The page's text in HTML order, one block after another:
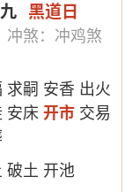
黑道日
冲煞：冲鸡煞
求嗣 安香 出火
安床开市 交易
破土 开池